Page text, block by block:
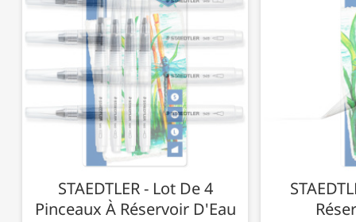
STAEDTLER - Lot De 4
Pinceaux À Réservoir D'Eau